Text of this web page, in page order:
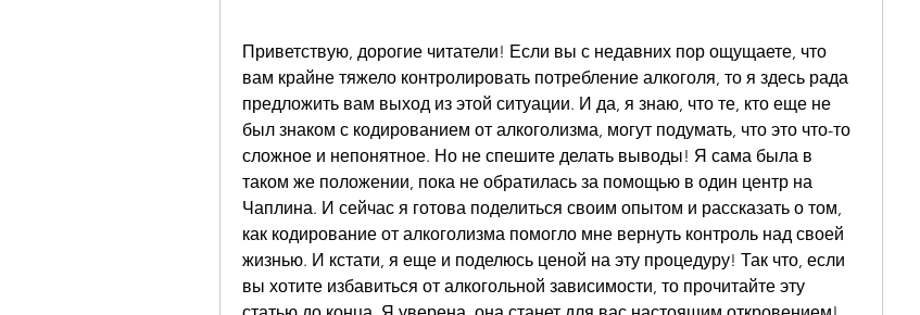
Приветствую, дорогие читатели! Если вы с недавних пор ощущаете, что
вам крайне тяжело контролировать потребление алкоголя, то я здесь рада
предложить вам выход из этой ситуации. И да, я знаю, что те, кто еще не
был знаком с кодированием от алкоголизма, могут подумать, что это что-то
сложное и непонятное. Но не спешите делать выводы! Я сама была в
таком же положении, пока не обратилась за помощью в один центр на
Чаплина. И сейчас я готова поделиться своим опытом и рассказать о том,
как кодирование от алкоголизма помогло мне вернуть контроль над своей
жизнью. И кстати, я еще и поделюсь ценой на эту процедуру! Так что, если
вы хотите избавиться от алкогольной зависимости, то прочитайте эту